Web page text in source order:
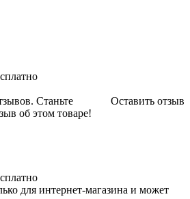
Оставить отзыв
Станьте
об этом товаре!
для интернет-магазина и может